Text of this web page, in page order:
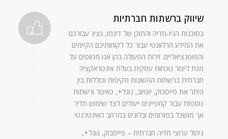
שיווק ברשתות חברתיות
בסוכנות הניו-מדיה והתוכן של דינמו, נציג עבורכם
את המידע הרלוונטי עבור כל לקוחותיכם הקיימים
והפוטנציאליים. זירות הפעולה בהן אנו מנווטים על
מנת ליצור נוכחות עסקית בעלת אינטראקציה
חברתית ברשתות ההשונות מקיפות וכוללות בין
היתר את פייסבוק, יוטיוב, גוגל+, טוויטר ורשתות
נוספות עבור קמפיינים ייעודים לצד שימוש תדיר
אך מושכל בפורומים ובלוגים במרחב האינטרנטי.
ניהול ערוצי מדיה חברתית – פייסבוק, גוגל+,